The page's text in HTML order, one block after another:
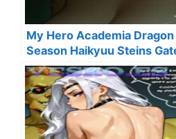
My Hero Academia
Season Haikyuu Steins